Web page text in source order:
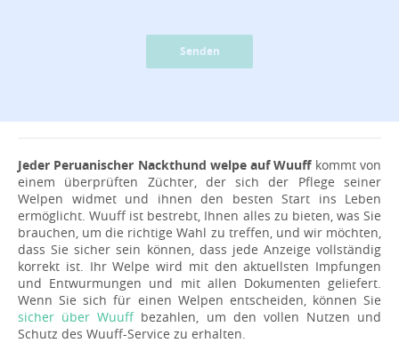
Senden
Jeder Peruanischer Nackthund welpe auf Wuuffkommt von
einem überprüften Züchter, der sich der Pflege seiner
Welpen widmet und ihnen den besten Start ins Leben
ermöglicht. Wuuff ist bestrebt, Ihnen alles zu bieten, was Sie
brauchen, um die richtige Wahl zu treffen, und wir möchten,
dass Sie sicher sein können, dass jede Anzeige vollständig
korrekt ist. Ihr Welpe wird mit den aktuellsten Impfungen
und Entwurmungen und mit allen Dokumenten geliefert.
Wenn Sie sich für einen Welpen entscheiden, können Sie
sicher über Wuuffbezahlen, um den vollen Nutzen und
Schutz des Wuuff-Service zu erhalten.